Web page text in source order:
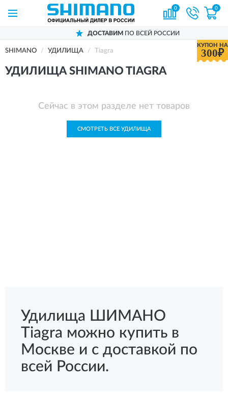
0 0
ДОСТАВИМПО ВСЕЙ РОССИИ
КУПОН НА
300₽
SHIMANO УДИЛИЩА Tiagra
УДИЛИЩА SHIMANO TIAGRA
Сейчас в этом разделе нет товаров
СМОТРЕТЬ ВСЕ УДИЛИЩА
Удилища ШИМАНО
Tiagra можно купить в
Москве и с доставкой по
всей России.